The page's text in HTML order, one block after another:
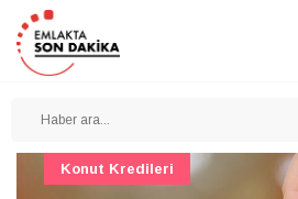
Konut Projeleri